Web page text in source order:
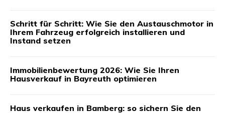
Schritt für Schritt: Wie Sie den Austauschmotor in
Ihrem Fahrzeug erfolgreich installieren und
Instand setzen
Immobilienbewertung 2026: Wie Sie Ihren
Hausverkauf in Bayreuth optimieren
Haus verkaufen in Bamberg: so sichern Sie den